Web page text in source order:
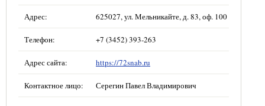
Адрес: 625027, ул. Мельникайте, д. 83, оф. 100
Телефон: +7 (3452) 393-263
Адрес сайта: https://72snab.ru
Контактное лицо: Серегин Павел Владимирович